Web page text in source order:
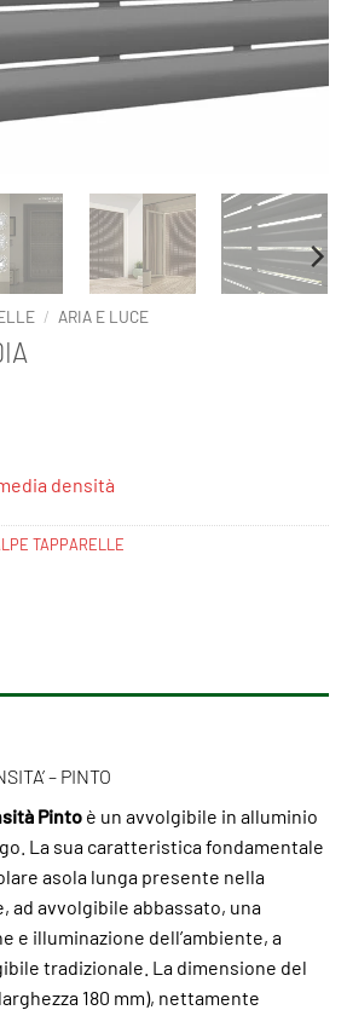
/ ARIA E LUCE
densità
TAPPARELLE
– PINTO
Pinto è un avvolgibile in alluminio
La sua caratteristica fondamentale
asola lunga presente nella
ad avvolgibile abbassato, una
e illuminazione dell’ambiente, a
tradizionale. La dimensione del
180 mm), nettamente